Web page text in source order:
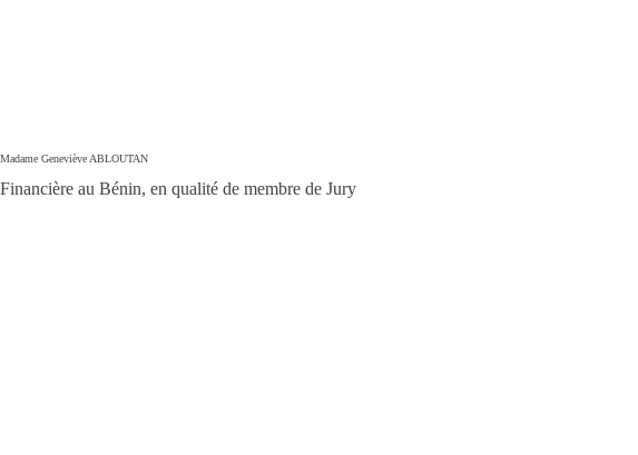
Madame Geneviève ABLOUTAN
Financière au Bénin, en qualité de membre de Jury